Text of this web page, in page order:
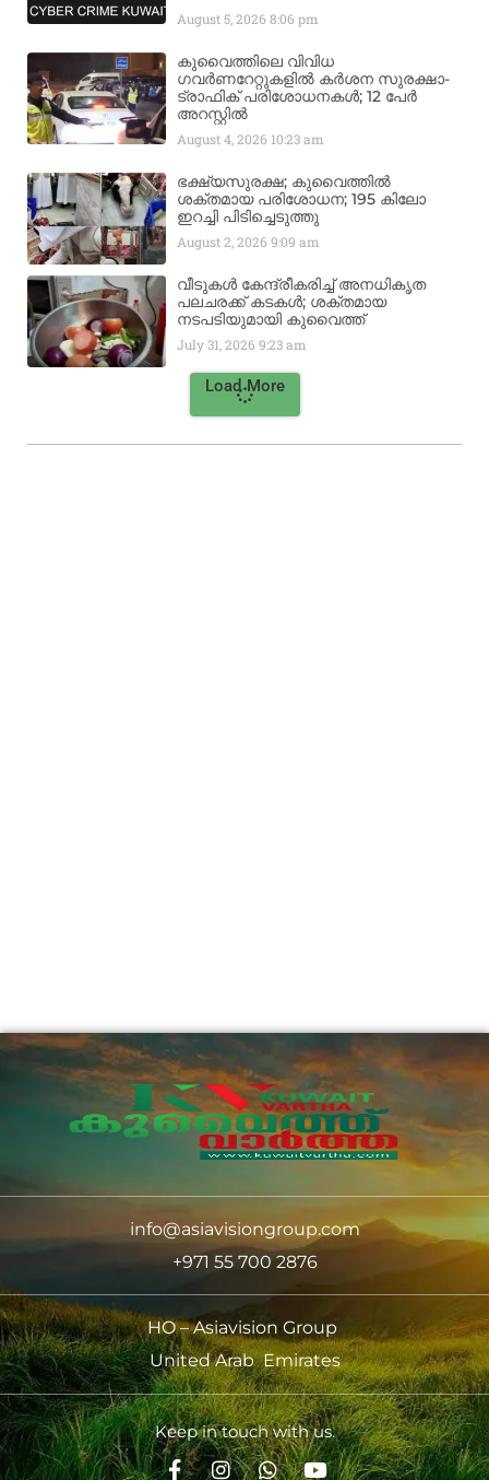
August 5, 20268:06 pm
കുവൈത്തിലെ വിവിധ
ഗവർണറേറ്റുകളിൽ കർശന സുരക്ഷാ-
ട്രാഫിക് പരിശോധനകൾ; 12 പേർ
അറസ്റ്റിൽ
August 4, 2026 10:23 am
ഭക്ഷ്യസുരക്ഷ; കുവൈത്തിൽ
ശക്തമായ പരിശോധന; 195 കിലോ
ഇറച്ചി പിടിച്ചെടുത്തു
August 2, 20269:09 am
വീടുകൾ കേന്ദ്രീകരിച്ച് അനധികൃത
പലചരക്ക് കടകൾ; ശക്തമായ
നടപടിയുമായി കുവൈത്ത്
July 31, 20269:23 am
Load More
info@asiavisiongroup.com
+971 55 700 2876
HO – Asiavision Group
United Arab Emirates
Keep in touch with us.